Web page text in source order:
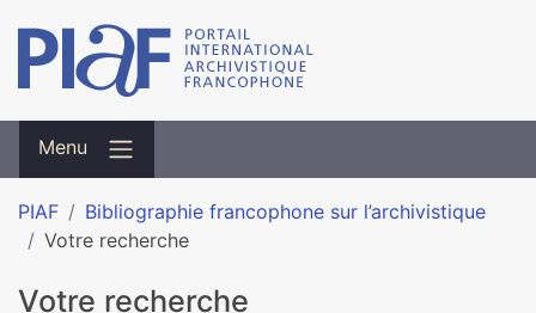
Menu
PIAF
Bibliographie francophone sur l’archivistique
Votre recherche
Votre recherche